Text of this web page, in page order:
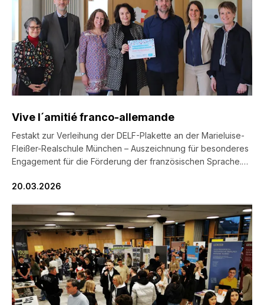
Vive l´amitié franco-allemande
Festakt zur Verleihung der DELF-Plakette an der Marieluise-
Fleißer-Realschule München – Auszeichnung für besonderes
Engagement für die Förderung der französischen Sprache.
(München III) der Festakt zur feierlichen Verleihung der DELF-
français in der in der Schule ansässigen Dienststelle der
Ministerialbeauftragten für […]
20.03.2026